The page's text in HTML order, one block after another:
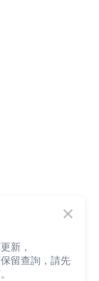
新，
留查詢，請先